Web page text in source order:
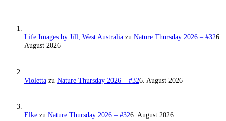
Life Images by Jill, West Australia zu Nature Thursday 2026 – #326.
August 2026
Violetta zu Nature Thursday 2026 – #326. August 2026
Elke zu Nature Thursday 2026 – #326. August 2026